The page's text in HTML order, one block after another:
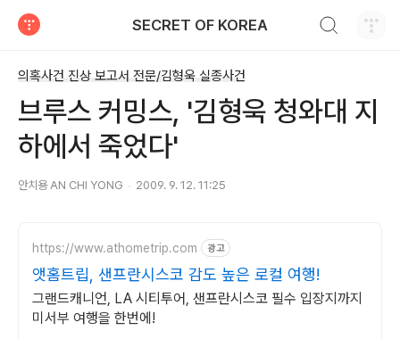
SECRET OF KOREA
의혹사건 진상 보고서 전문/김형욱 실종사건
브루스 커밍스, '김형욱 청와대 지
하에서 죽었다'
안치용 AN CHI YONG 2009. 9. 12. 11:25
https://www.athometrip.com 광고
앳홈트립, 샌프란시스코 감도 높은 로컬 여행!
그랜드캐니언, LA 시티투어, 샌프란시스코 필수 입장지까지
미서부 여행을 한번에!